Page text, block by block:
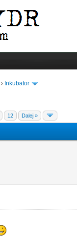
› Inkubator
12 Dalej »